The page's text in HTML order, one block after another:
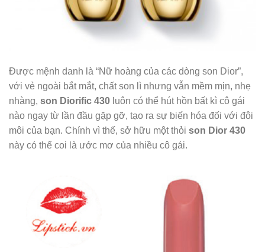
Được mệnh danh là “Nữ hoàng của các dòng son Dior”,
với vẻ ngoài bắt mắt, chất son lì nhưng vẫn mềm mịn, nhẹ
nhàng, son Diorific 430 luôn có thể hút hồn bất kì cô gái
nào ngay từ lần đầu gặp gỡ, tạo ra sự biến hóa đối với đôi
môi của bạn. Chính vì thế, sở hữu một thỏi son Dior 430
này có thể coi là ước mơ của nhiều cô gái.